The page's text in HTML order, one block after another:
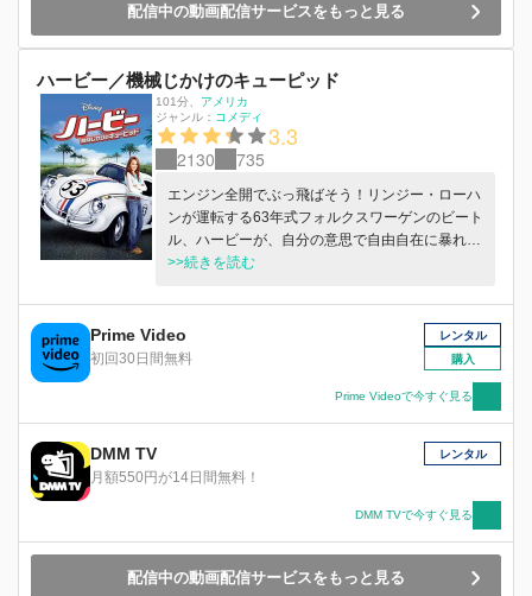
配信中の動画配信サービスをもっと見る
ハービー／機械じかけのキューピッド
101分
アメリカ
ジャンル： コメディ
3.3
2130 735
エンジン全開でぶっ飛ばそう！リンジー・ローハ
ンが運転する63年式フォルクスワーゲンのビート
ル、ハービーが、自分の意思で自由自在に暴れ回
る！ディズニーが誇るコメディアドベンチャー
って人気カーレースNASCARに出場しているレ
ーサー一家のマギー・ペイトン（ローハン）は、
過保護な父親（マイケル・キートン）に、レーサ
ーになる夢を禁じられていた。しかし彼女の人生
に大きな転機が訪れる。中古車置き場で廃車寸前
の“ハービー”を見つけたのだ。魔法のようなチー
ムを結成したマギーとハービーは彼女の家族を救
い、レース記録を破るような走りを見せていく。
>>続きを読む
Prime Video
初回30日間無料
レンタル
購入
Prime Videoで今すぐ見る
DMM TV
月額550円が14日間無料！
レンタル
DMM TVで今すぐ見る
配信中の動画配信サービスをもっと見る